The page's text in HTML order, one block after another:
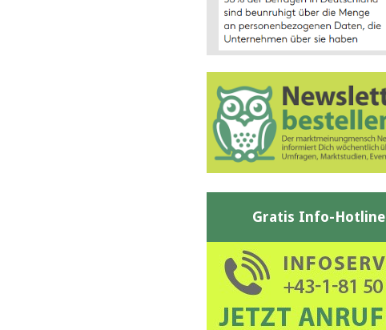
Gratis Info-Hotline